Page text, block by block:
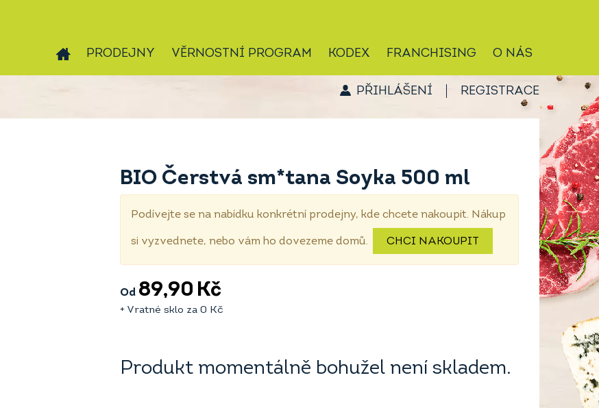
PRODEJNY VĚRNOSTNÍ PROGRAM KODEX FRANCHISING O NÁS
PŘIHLÁŠENÍ REGISTRACE
BIO Čerstvá sm*tana Soyka 500 ml
Podívejte se na nabídku konkrétní prodejny, kde chcete nakoupit. Nákup
si vyzvednete, nebo vám ho dovezeme domů. CHCI NAKOUPIT
Od 89,90 Kč
+ Vratné sklo za 0 Kč
Produkt momentálně bohužel není skladem.